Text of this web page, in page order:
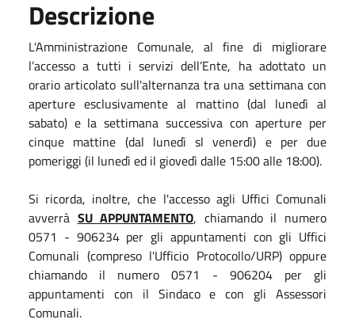
Descrizione
L'Amministrazione Comunale, al fine di migliorare
l’accesso a tutti i servizi dell’Ente, ha adottato un
orario articolato sull'alternanza tra una settimana con
aperture esclusivamente al mattino (dal lunedì al
sabato) e la settimana successiva con aperture per
cinque mattine (dal lunedì sl venerdì) e per due
pomeriggi (il lunedì ed il giovedì dalle 15:00 alle 18:00).
Si ricorda, inoltre, che l'accesso agli Uffici Comunali
avverrà SU APPUNTAMENTO, chiamando il numero
0571 - 906234 per gli appuntamenti con gli Uffici
Comunali (compreso l'Ufficio Protocollo/URP) oppure
chiamando il numero 0571 - 906204 per gli
appuntamenti con il Sindaco e con gli Assessori
Comunali.